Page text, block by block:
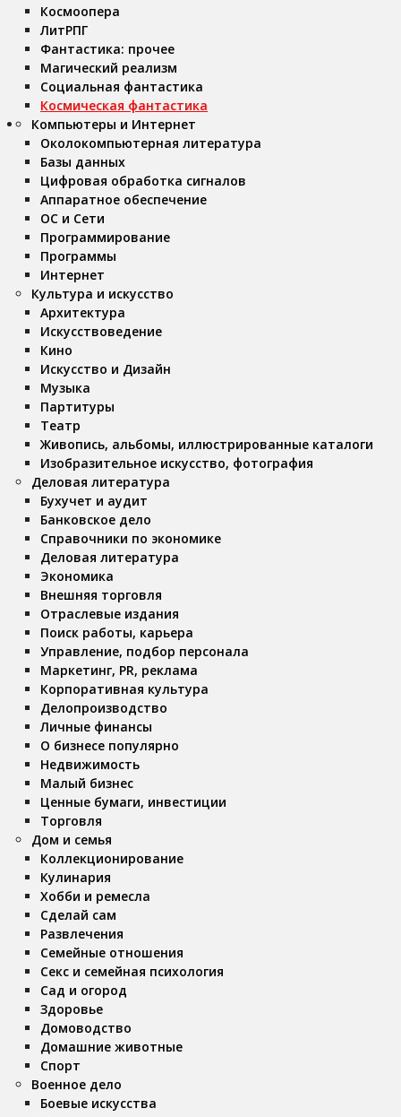
Космоопера
ЛитРПГ
Фантастика: прочее
Магический реализм
Социальная фантастика
Космическая фантастика
Компьютеры и Интернет
Околокомпьютерная литература
Базы данных
Цифровая обработка сигналов
Аппаратное обеспечение
ОС и Сети
Программирование
Программы
Интернет
Культура и искусство
Архитектура
Искусствоведение
Кино
Искусство и Дизайн
Музыка
Партитуры
Театр
Живопись, альбомы, иллюстрированные каталоги
Изобразительное искусство, фотография
Деловая литература
Бухучет и аудит
Банковское дело
Справочники по экономике
Деловая литература
Экономика
Внешняя торговля
Отраслевые издания
Поиск работы, карьера
Управление, подбор персонала
Маркетинг, PR, реклама
Корпоративная культура
Делопроизводство
Личные финансы
О бизнесе популярно
Недвижимость
Малый бизнес
Ценные бумаги, инвестиции
Торговля
Дом и семья
Коллекционирование
Кулинария
Хобби и ремесла
Сделай сам
Развлечения
Семейные отношения
Секс и семейная психология
Сад и огород
Здоровье
Домоводство
Домашние животные
Спорт
Военное дело
Боевые искусства